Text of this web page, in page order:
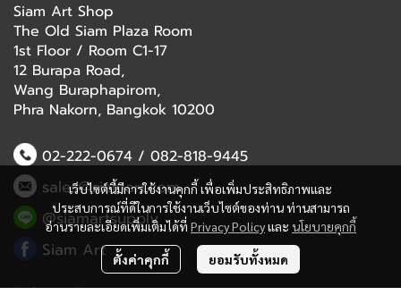
เว็บไซต์นี้มีการใช้งานคุกกี้ เพื่อเพิ่มประสิทธิภาพและ
ประสบการณ์ที่ดีในการใช้งานเว็บไซต์ของท่าน ท่านสามารถ
อ่านรายละเอียดเพิ่มเติมได้ที่ Privacy Policyและ นโยบายคุกกี้
ตั้งค่าคุกกี้ ยอมรับทั้งหมด
Siam Art Shop
The Old Siam Plaza Room
1st Floor / Room C1-17
12 Burapa Road,
Wang Buraphapirom,
Phra Nakorn, Bangkok 10200
02-222-0674/ 082-818-9445
sales@siamart.com
@siamartsupply
Siam Art